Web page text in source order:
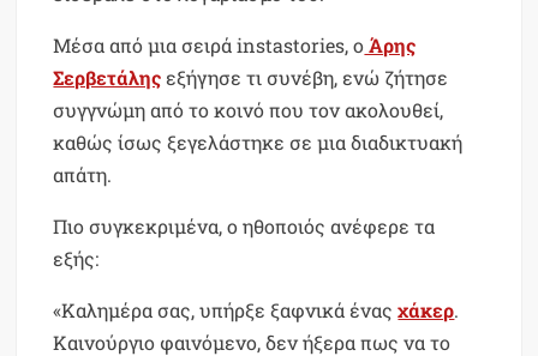
Μέσα από μια σειρά instastories, οΆρης
Σερβετάληςεξήγησε τι συνέβη, ενώ ζήτησε
συγγνώμη από το κοινό που τον ακολουθεί,
καθώς ίσως ξεγελάστηκε σε μια διαδικτυακή
απάτη.
Πιο συγκεκριμένα, ο ηθοποιός ανέφερε τα
εξής:
«Καλημέρα σας, υπήρξε ξαφνικά έναςχάκερ.
Καινούργιο φαινόμενο, δεν ήξερα πως να το